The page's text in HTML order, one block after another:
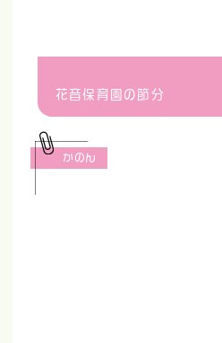
花音保育園の節分
かのん